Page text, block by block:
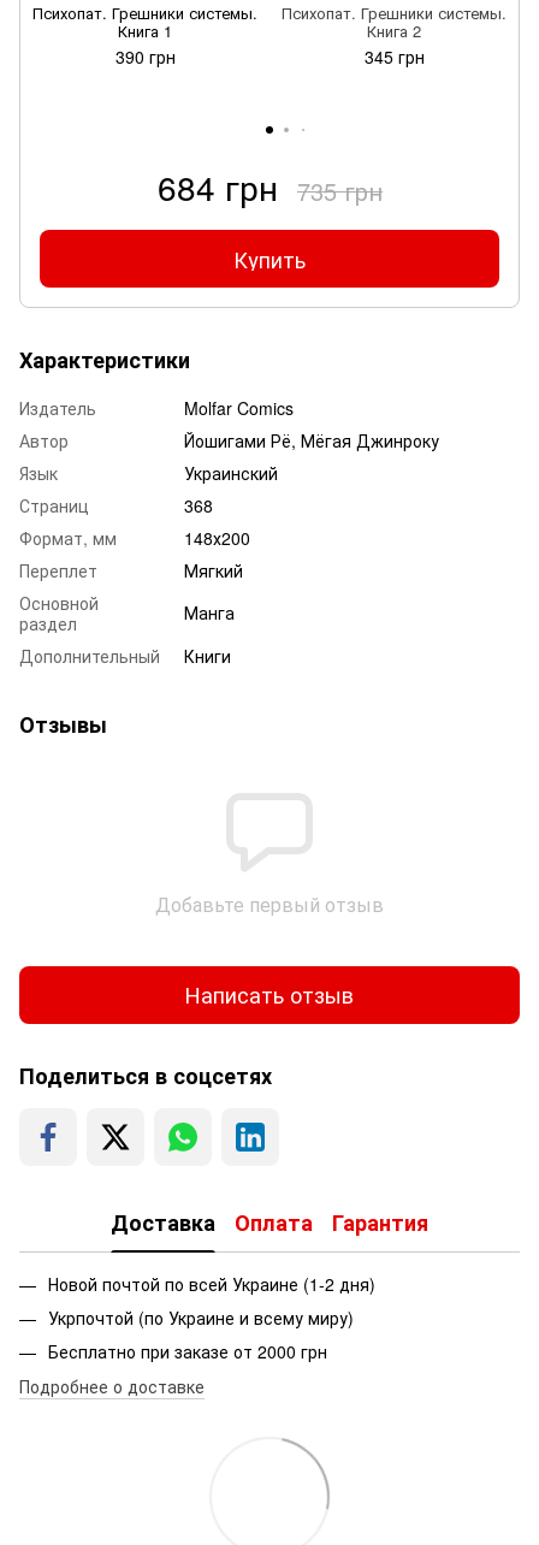
Психопат. Грешники системы.
Книга 1
390 грн
Психопат. Грешники системы.
Книга 2
345 грн
684 грн 735 грн
Купить
Характеристики
Издатель
Molfar Comics
Автор
Йошигами Рё, Мёгая Джинроку
Язык
Украинский
Страниц
368
Формат, мм
148х200
Переплет
Мягкий
Основной
раздел
Манга
Дополнительный
Книги
Отзывы
Добавьте первый отзыв
Написать отзыв
Поделиться в соцсетях
Доставка Оплата Гарантия
Новой почтой по всей Украине (1-2 дня)
Укрпочтой (по Украине и всему миру)
Бесплатно при заказе от 2000 грн
Подробнее о доставке